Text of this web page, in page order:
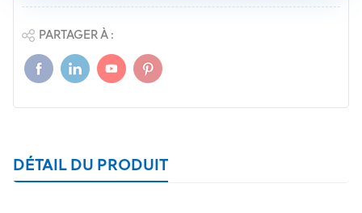
PARTAGER À :
DÉTAIL DU PRODUIT